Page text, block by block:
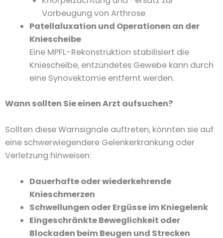
Vorbeugung von Arthrose
Patellaluxation und Operationen an der
Kniescheibe
Eine MPFL-Rekonstruktion stabilisiert die
Kniescheibe, entzündetes Gewebe kann durch
eine Synovektomie entfernt werden.
Wann sollten Sie einen Arzt aufsuchen?
Sollten diese Warnsignale auftreten, könnten sie auf
eine schwerwiegendere Gelenkerkrankung oder
Verletzung hinweisen:
Dauerhafte oder wiederkehrende
Knieschmerzen
Schwellungen oder Ergüsse im Kniegelenk
Eingeschränkte Beweglichkeit oder
Blockaden beim Beugen und Strecken